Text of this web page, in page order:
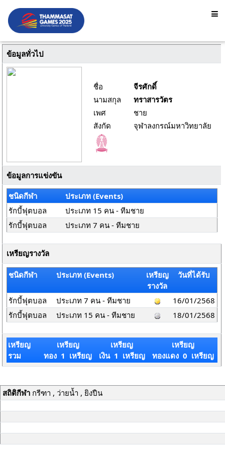
ข้อมูลทั่วไป
ชื่อ
จีรศักดิ์
นามสกุล
ทราสารวัตร
เพศ
ชาย
สังกัด
จุฬาลงกรณ์มหาวิทยาลัย
ข้อมูลการแข่งขัน
ชนิดกีฬา
ประเภท (Events)
รักบี้ฟุตบอล
ประเภท 15 คน - ทีมชาย
รักบี้ฟุตบอล
ประเภท 7 คน - ทีมชาย
เหรียญรางวัล
ชนิดกีฬา ประเภท (Events)
เหรียญ
รางวัล
วันที่ได้รับ
รักบี้ฟุตบอล ประเภท 7 คน - ทีมชาย
16/01/2568
รักบี้ฟุตบอล
ประเภท 15 คน - ทีมชาย 18/01/2568
เหรียญ
รวม
เหรียญ
ทอง 1 เหรียญ
เหรียญ
เงิน 1 เหรียญ
เหรียญ
ทองแดง 0 เหรียญ
สถิติกีฬากรีฑา , ว่ายน้ำ , ยิงปืน